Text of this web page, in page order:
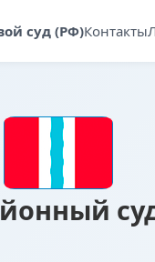
суд (РФ)Контакты